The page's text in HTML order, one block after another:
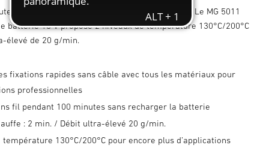
de collage professionnel sans fil et puissant. Le MG 5011
batterie 18 V propose 2 niveaux de température 130°C/200°C
élevé de 20 g/min.
fixations rapides sans câble avec tous les matériaux pour
professionnelles
fil pendant 100 minutes sans recharger la batterie
: 2 min. / Débit ultra-élevé 20 g/min.
température 130°C/200°C pour encore plus d’applications